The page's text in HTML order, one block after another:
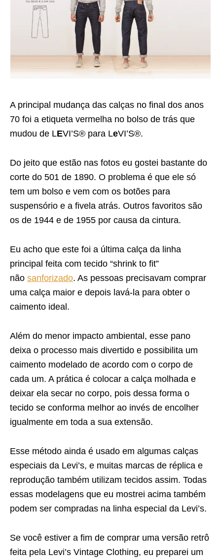
A principal mudança das calças no final dos anos
70 foi a etiqueta vermelha no bolso de trás que
mudou de LEVI’S® para LeVI’S®.
Do jeito que estão nas fotos eu gostei bastante do
corte do 501 de 1890. O problema é que ele só
tem um bolso e vem com os botões para
suspensório e a fivela atrás. Outros favoritos são
os de 1944 e de 1955 por causa da cintura.
Eu acho que este foi a última calça da linha
principal feita com tecido “shrink to fit”
não sanforizado. As pessoas precisavam comprar
uma calça maior e depois lavá-la para obter o
caimento ideal.
Além do menor impacto ambiental, esse pano
deixa o processo mais divertido e possibilita um
caimento modelado de acordo com o corpo de
cada um. A prática é colocar a calça molhada e
deixar ela secar no corpo, pois dessa forma o
tecido se conforma melhor ao invés de encolher
igualmente em toda a sua extensão.
Esse método ainda é usado em algumas calças
especiais da Levi’s, e muitas marcas de réplica e
reprodução também utilizam tecidos assim. Todas
essas modelagens que eu mostrei acima também
podem ser compradas na linha especial da Levi’s.
Se você estiver a fim de comprar uma versão retrô
feita pela Levi’s Vintage Clothing, eu preparei um